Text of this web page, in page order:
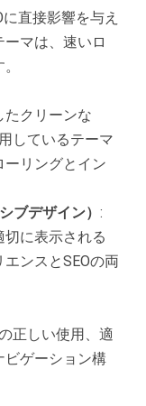
直接影響を与え
マは、速いロ
たクリーンな
しているテーマ
ーリングとイン
ブデザイン） :
に表示される
ンスとSEOの両
正しい使用、適
ビゲーション構